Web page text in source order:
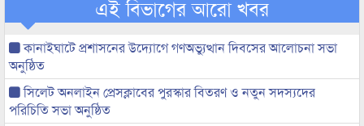
এই বিভাগের আরো খবর
কানাইঘাটে প্রশাসনের উদ্যোগে গণঅভ্যুত্থান দিবসের আলোচনা সভা
অনুষ্ঠিত
সিলেট অনলাইন প্রেসক্লাবের পুরস্কার বিতরণ ও নতুন সদস্যদের
পরিচিতি সভা অনুষ্ঠিত